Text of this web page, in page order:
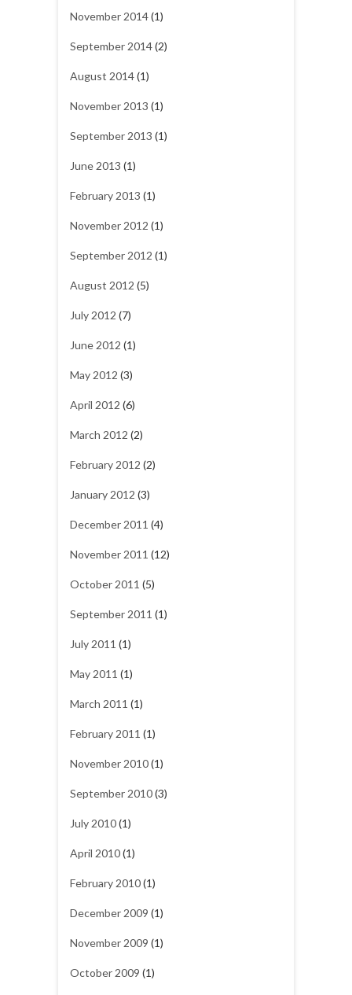
November 2014(1)
September 2014(2)
August 2014(1)
November 2013 (1)
September 2013 (1)
June 2013 (1)
February 2013 (1)
November 2012 (1)
September 2012 (1)
August 2012 (5)
July 2012 (7)
June 2012 (1)
May 2012 (3)
April 2012 (6)
March 2012 (2)
February 2012 (2)
January 2012 (3)
December 2011 (4)
November 2011 (12)
October 2011 (5)
September 2011 (1)
July 2011 (1)
May 2011 (1)
March 2011 (1)
February 2011 (1)
November 2010(1)
September 2010(3)
July 2010(1)
April 2010(1)
February 2010(1)
December 2009 (1)
November 2009 (1)
October 2009 (1)